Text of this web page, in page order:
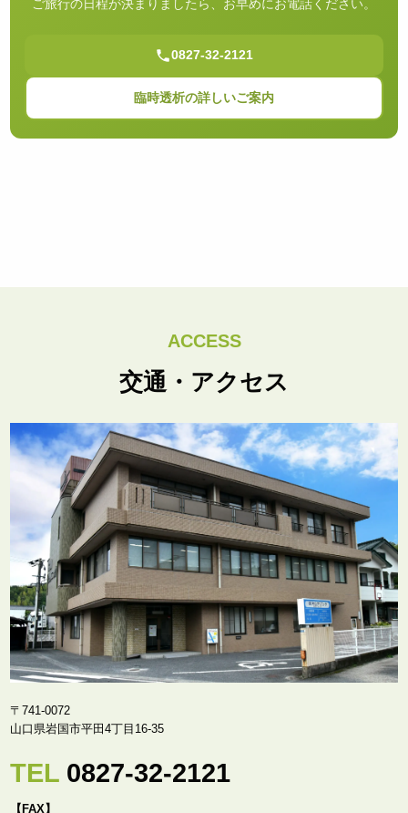
ご旅行の日程が決まりましたら、お早めにお電話ください。
0827-32-2121
臨時透析の詳しいご案内
ACCESS
交通・アクセス
〒741-0072
山口県岩国市平田4丁目16-35
TEL 0827-32-2121
【FAX】